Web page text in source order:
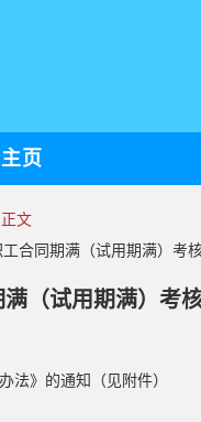
页
文
合同期满（试用期满）考
（试用期满）考
法》的通知（见附件）